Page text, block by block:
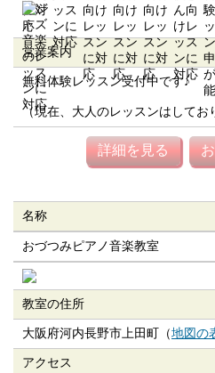
営業案内
無料体験レッスン受付中です♪
（現在、大人のレッスンはしてお
詳細を見る
名称
おづつみピアノ音楽教室
教室の住所
大阪府河内長野市上田町（地図の
アクセス